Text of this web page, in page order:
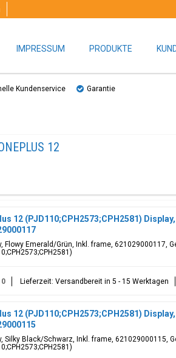
IMPRESSUM PRODUKTE
Kundenservice Garantie
12
12 (PJD110;CPH2573;CPH2581)
Flowy Emerald/Grün, Inkl. frame, 621029000117,
0 Lieferzeit: Versandbereit in 5 - 15 Werktagen
12 (PJD110;CPH2573;CPH2581)
Silky Black/Schwarz, Inkl. frame, 621029000115,